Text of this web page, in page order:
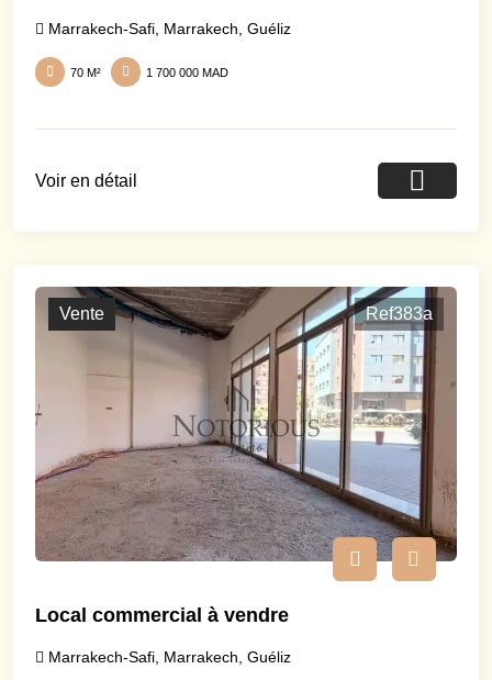
Marrakech-Safi, Marrakech, Guéliz
70 M² 1 700 000 MAD
Voir en détail
Vente Ref383a
Local commercial à vendre
Marrakech-Safi, Marrakech, Guéliz